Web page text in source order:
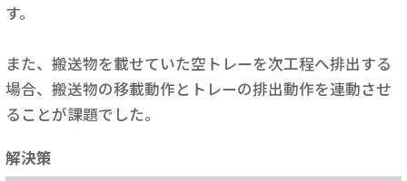
す。
また、搬送物を載せていた空トレーを次工程へ排出する
場合、搬送物の移載動作とトレーの排出動作を連動させ
ることが課題でした。
解決策